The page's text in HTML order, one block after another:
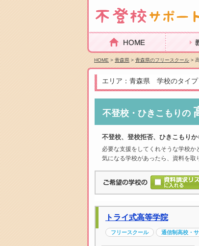
HOME 教育機関
HOME>青森県>青森県のフリースクール>
エリア：青森県 学校のタイ
不登校・ひきこもりの
不登校、登校拒否、ひきこもり
必要な支援をしてくれそうな学校か
気になる学校があったら、資料を取
トライ式高等学院
フリースクール 通信制高校・